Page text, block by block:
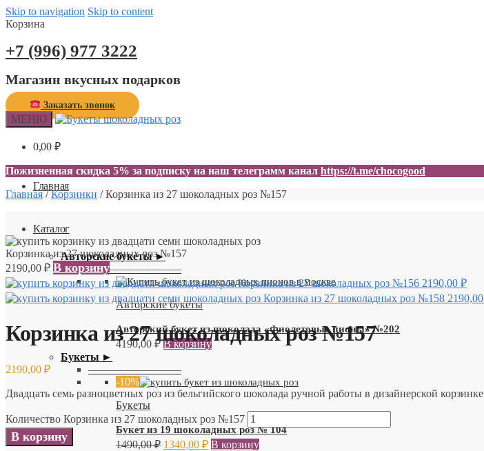
Skip to navigation Skip to content
Корзина
+7 (996) 977 3222
Магазин вкусных подарков
Заказать звонок
МЕНЮ
0,00 ₽
Главная
Каталог
Авторские букеты ►
—————————
Авторские букеты
Авторский букет из шоколада «Фиолетовые пионы» №202
4190,00 ₽ В корзину
Букеты ►
—————————
-10%
Букеты
Букет из 19 шоколадных роз № 104
1490,00₽ 1340,00 ₽ В корзину
Пожизненная скидка 5% за подписку на наш телеграмм канал https://t.me/chocogood
Главная/Корзинки /Корзинка из 27 шоколадных роз №157
Корзинка из 27 шоколадных роз №157
2190,00 ₽ В корзину
Корзинка из 27 шоколадных роз №156 2190,00 ₽
Корзинка из 27 шоколадных роз №158 2190,00
Корзинка из 27 шоколадных роз №157
2190,00 ₽
Двадцать семь разноцветных роз из бельгийского шоколада ручной работы в дизайнерской корзинке
Количество Корзинка из 27 шоколадных роз №157
В корзину